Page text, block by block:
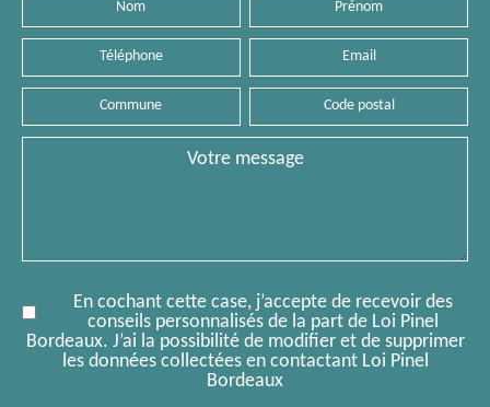
Téléphone
Commune
postal
En cochant cette case, j’accepte de recevoir des
conseils personnalisés de la part de Loi Pinel
Bordeaux. J’ai la possibilité de modifier et de supprimer
les données collectées en contactant Loi Pinel
Bordeaux